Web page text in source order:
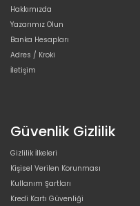
Hakkımızda
Yazarımız Olun
Banka Hesapları
Adres / Kroki
İletişim
Güvenlik Gizlilik
Gizlilik İlkeleri
Kişisel Verilen Korunması
Kullanım Şartları
Kredi Kartı Güvenliği